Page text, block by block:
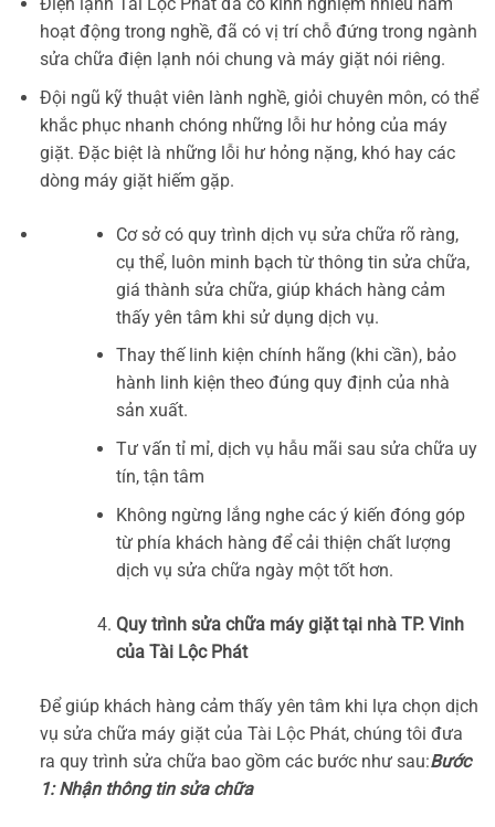
hoạt động trong nghề, đã có vị trí chỗ đứng trong ngành
sửa chữa điện lạnh nói chung và máy giặt nói riêng.
Đội ngũ kỹ thuật viên lành nghề, giỏi chuyên môn, có thể
khắc phục nhanh chóng những lỗi hư hỏng của máy
giặt. Đặc biệt là những lỗi hư hỏng nặng, khó hay các
dòng máy giặt hiếm gặp.
Cơ sở có quy trình dịch vụ sửa chữa rõ ràng,
cụ thể, luôn minh bạch từ thông tin sửa chữa,
giá thành sửa chữa, giúp khách hàng cảm
thấy yên tâm khi sử dụng dịch vụ.
Thay thế linh kiện chính hãng (khi cần), bảo
hành linh kiện theo đúng quy định của nhà
sản xuất.
Tư vấn tỉ mỉ, dịch vụ hẫu mãi sau sửa chữa uy
tín, tận tâm
Không ngừng lắng nghe các ý kiến đóng góp
từ phía khách hàng để cải thiện chất lượng
dịch vụ sửa chữa ngày một tốt hơn.
Quy trình sửa chữa máy giặt tại nhà TP. Vinh
của Tài Lộc Phát
Để giúp khách hàng cảm thấy yên tâm khi lựa chọn dịch
vụ sửa chữa máy giặt của Tài Lộc Phát, chúng tôi đưa
ra quy trình sửa chữa bao gồm các bước như sau:Bước
1: Nhận thông tin sửa chữa